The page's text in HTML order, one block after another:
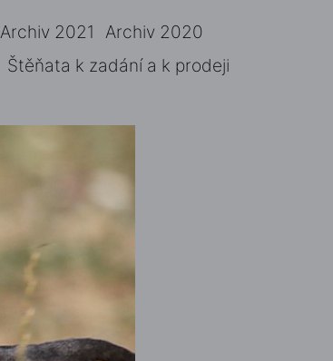
Archiv 2021
Archiv 2020
Štěňata k zadání a k prodeji